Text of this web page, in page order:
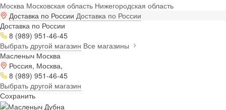
Москва Московская область Нижегородская область
Доставка по России Доставка по России
Доставка по России
8 (989) 951-46-45
Выбрать другой магазин Все магазины
Масленыч Москва
Россия, Москва,
8 (989) 951-46-45
Выбрать другой магазин
Сохранить